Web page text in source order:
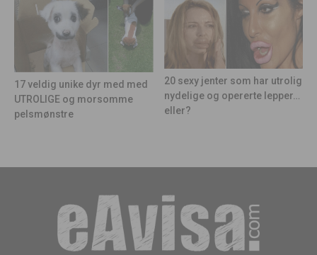
17 veldig unike dyr med med
UTROLIGE og morsomme
pelsmønstre
20 sexy jenter som har utrolig
nydelige og opererte lepper…
eller?